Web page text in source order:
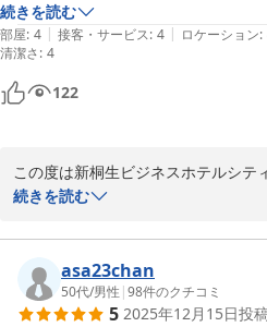
続きを読む
部屋: 4 | 接客・サービス: 4 | ロケーション:
清潔さ: 4
122
この度は新桐生ビジネスホテルシテ
ありがとうございました。機会がご
2026-03-19
続きを読む
asa23chan
50代/男性 |98件のクチコミ
5 2025年12月15日投